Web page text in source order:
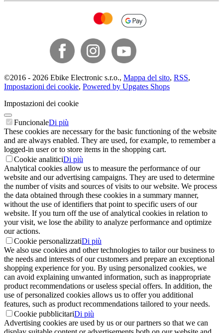
©2016 - 2026 Ebike Electronic s.r.o., Mappa del sito, RSS,
Impostazioni dei cookie, Powered by Upgates Shops
Impostazioni dei cookie
FuncionaleDi più
These cookies are necessary for the basic functioning of the website
and are always enabled. They are used, for example, to remember a
logged-in user or to store items in the shopping cart.
Cookie analiticiDi più
Analytical cookies allow us to measure the performance of our
website and our advertising campaigns. They are used to determine
the number of visits and sources of visits to our website. We process
the data obtained through these cookies in a summary manner,
without the use of identifiers that point to specific users of our
website. If you turn off the use of analytical cookies in relation to
your visit, we lose the ability to analyze performance and optimize
our actions.
Cookie personalizzatiDi più
We also use cookies and other technologies to tailor our business to
the needs and interests of our customers and prepare an exceptional
shopping experience for you. By using personalized cookies, we
can avoid explaining unwanted information, such as inappropriate
product recommendations or useless special offers. In addition, the
use of personalized cookies allows us to offer you additional
features, such as product recommendations tailored to your needs.
Cookie pubblicitariDi più
Advertising cookies are used by us or our partners so that we can